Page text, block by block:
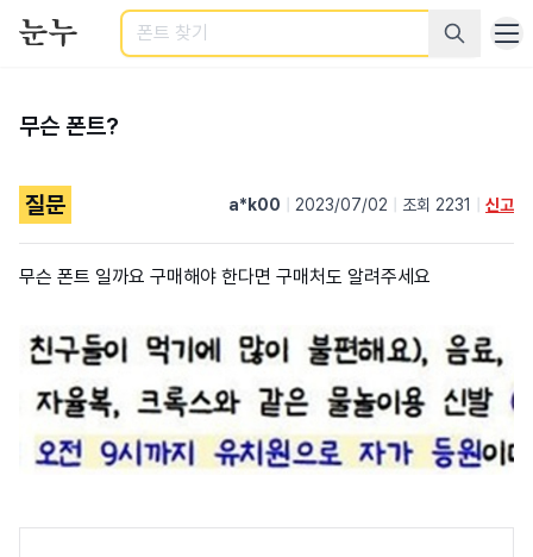
검색
무슨 폰트?
질문 a*k00 2023/07/02 조회 2231 신고
무슨 폰트 일까요 구매해야 한다면 구매처도 알려주세요